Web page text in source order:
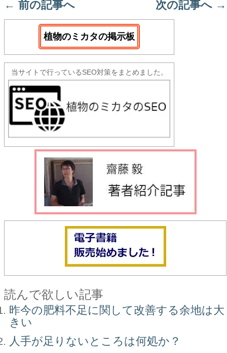
← 前の記事へ 次の記事へ →
植物のミカタの掲示板
当サイトで行っているSEO対策をまとめました。
読んで欲しい記事
昨今の肥料不足に関して改善する余地は大
きい
人手が足りないところは何処か？